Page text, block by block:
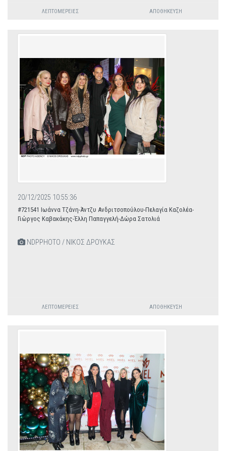
ΛΕΠΤΟΜΈΡΕΙΕΣ ΑΠΟΘΉΚΕΥΣΗ
20/12/2025 10:55:36
#721541 Ιωάννα Τζάνη-Άντζυ Ανδριτσοπούλου-Πελαγία Καζολέα-
Γιώργος Καβακάκης-Έλλη Παπαγγελή-Δώρα Σατολιά
NDPPHOTO / ΝΙΚΟΣ ΔΡΟΥΚΑΣ
ΛΕΠΤΟΜΈΡΕΙΕΣ ΑΠΟΘΉΚΕΥΣΗ